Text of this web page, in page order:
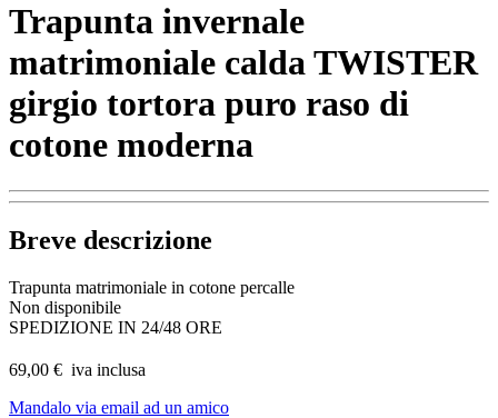
Trapunta invernale
matrimoniale calda TWISTER
girgio tortora puro raso di
cotone moderna
Breve descrizione
Trapunta matrimoniale in cotone percalle
Non disponibile
SPEDIZIONE IN 24/48 ORE
69,00 € iva inclusa
Mandalo via email ad un amico